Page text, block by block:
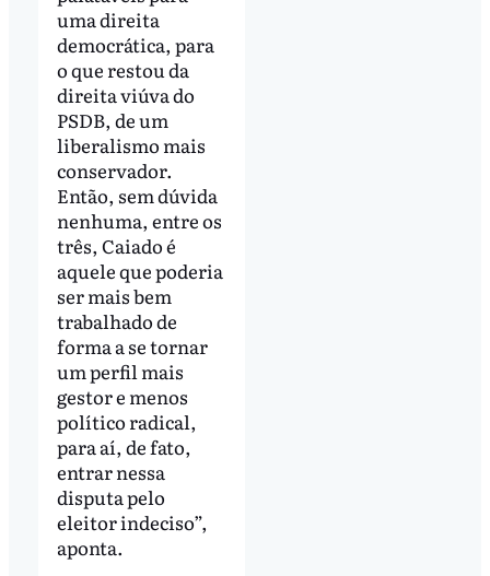
uma direita
democrática, para
o que restou da
direita viúva do
PSDB, de um
liberalismo mais
conservador.
Então, sem dúvida
nenhuma, entre os
três, Caiado é
aquele que poderia
ser mais bem
trabalhado de
forma a se tornar
um perfil mais
gestor e menos
político radical,
para aí, de fato,
entrar nessa
disputa pelo
eleitor indeciso”,
aponta.